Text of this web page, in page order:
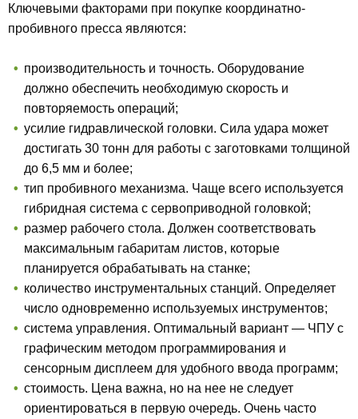
Ключевыми факторами при покупке координатно-
пробивного пресса являются:
производительность и точность. Оборудование
должно обеспечить необходимую скорость и
повторяемость операций;
усилие гидравлической головки. Сила удара может
достигать 30 тонн для работы с заготовками толщиной
до 6,5 мм и более;
тип пробивного механизма. Чаще всего используется
гибридная система с сервоприводной головкой;
размер рабочего стола. Должен соответствовать
максимальным габаритам листов, которые
планируется обрабатывать на станке;
количество инструментальных станций. Определяет
число одновременно используемых инструментов;
система управления. Оптимальный вариант — ЧПУ с
графическим методом программирования и
сенсорным дисплеем для удобного ввода программ;
стоимость. Цена важна, но на нее не следует
ориентироваться в первую очередь. Очень часто